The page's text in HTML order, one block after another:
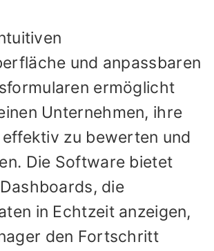
und anpassbaren
ermöglicht
Unternehmen, ihre
zu bewerten und
Die Software bietet
die
in Echtzeit anzeigen,
den Fortschritt